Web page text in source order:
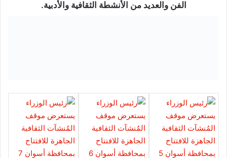
الفن والعديد من الأنشطة الثقافية والأدبية.